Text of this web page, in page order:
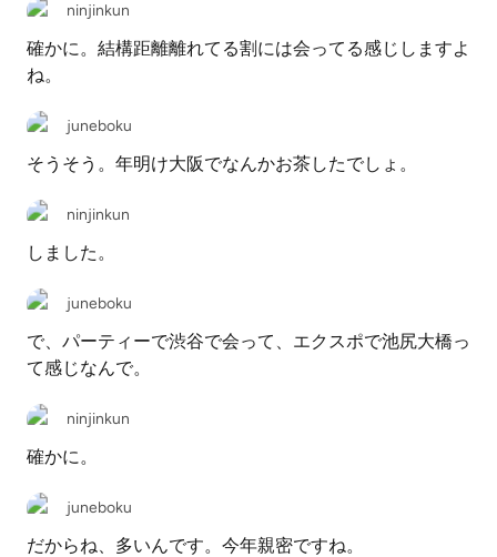
ninjinkun
確かに。結構距離離れてる割には会ってる感じしますよ
ね。
juneboku
そうそう。年明け大阪でなんかお茶したでしょ。
ninjinkun
しました。
juneboku
で、パーティーで渋谷で会って、エクスポで池尻大橋っ
て感じなんで。
ninjinkun
確かに。
juneboku
だからね、多いんです。今年親密ですね。